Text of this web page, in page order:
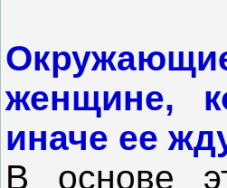
женщине,
иначе ее
В основе